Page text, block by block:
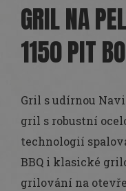
GRIL NA
1150 PIT
Gril s udírnou
gril s robustní
technologií
BBQ i klasické
grilování na